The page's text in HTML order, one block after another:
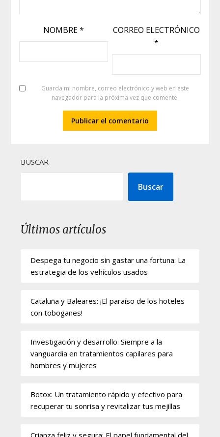
NOMBRE*
CORREO ELECTRÓNICO
*
Guarda mi nombre, correo electrónico y web en este
navegador para la próxima vez que comente.
BUSCAR
Buscar
Últimos artículos
Despega tu negocio sin gastar una fortuna: La
estrategia de los vehículos usados
Cataluña y Baleares: ¡El paraíso de los hoteles
con toboganes!
Investigación y desarrollo: Siempre a la
vanguardia en tratamientos capilares para
hombres y mujeres
Botox: Un tratamiento rápido y efectivo para
recuperar tu sonrisa y revitalizar tus mejillas
Crianza feliz y segura: El papel fundamental del